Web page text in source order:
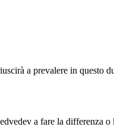
a prevalere in questo
a fare la differenza o